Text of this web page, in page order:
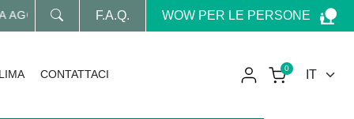
SUL MONDO WOW
F.A.Q. WOW PER LE PERSONE
CONTATTACI 0